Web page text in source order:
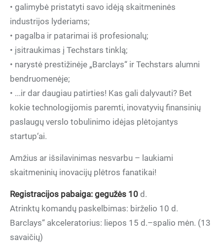
• galimybė pristatyti savo idėją skaitmeninės
industrijos lyderiams;
• pagalba ir patarimai iš profesionalų;
• įsitraukimas į Techstars tinklą;
• narystė prestižinėje „Barclays“ ir Techstars alumni
bendruomenėje;
• ...ir dar daugiau patirties! Kas gali dalyvauti? Bet
kokie technologijomis paremti, inovatyvių finansinių
paslaugų verslo tobulinimo idėjas plėtojantys
startup‘ai.
Amžius ar išsilavinimas nesvarbu – laukiami
skaitmeninių inovacijų plėtros fanatikai!
Registracijos pabaiga: gegužės 10 d.
Atrinktų komandų paskelbimas: birželio 10 d.
Barclays“ akceleratorius: liepos 15 d.–spalio mėn. (13
savaičių)